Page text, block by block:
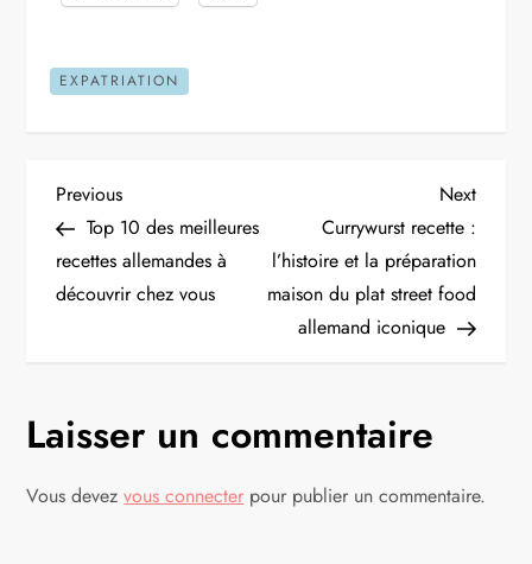
EXPATRIATION
N
a
v
g
a
Previous
Post
Previous
Top 10 des meilleures
recettes allemandes à
découvrir chez vous
Next
Post
Next
Currywurst recette :
l’histoire et la préparation
maison du plat street food
allemand iconique
Laisser un commentaire
Vous devezvous connecter pour publier un commentaire.